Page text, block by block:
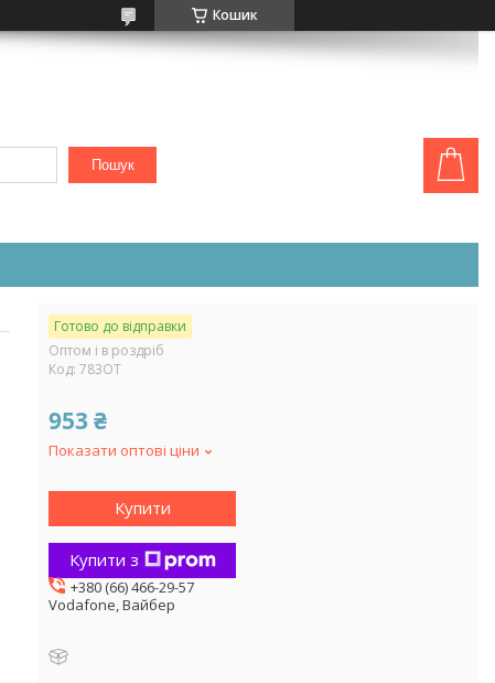
Кошик
Пошук
Готово до відправки
Оптом і в роздріб
Код: 783ОТ
953 ₴
Показати оптові ціни
Купити
Купити з
+380 (66) 466-29-57
Vodafone, Вайбер